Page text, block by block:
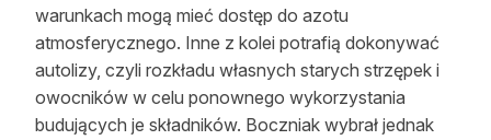
warunkach mogą mieć dostęp do azotu
atmosferycznego. Inne z kolei potrafią dokonywać
autolizy, czyli rozkładu własnych starych strzępek i
owocników w celu ponownego wykorzystania
budujących je składników. Boczniak wybrał jednak